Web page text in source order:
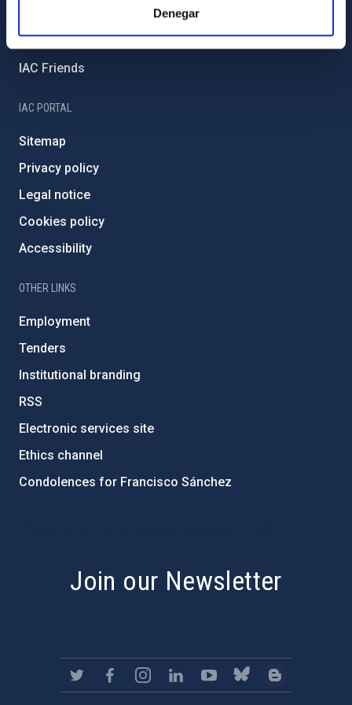
Denegar
Severo Ochoa Programme
IAC Friends
IAC PORTAL
Sitemap
Privacy policy
Legal notice
Cookies policy
Accessibility
OTHER LINKS
Employment
Tenders
Institutional branding
RSS
Electronic services site
Ethics channel
Condolences for Francisco Sánchez
Join our Newsletter